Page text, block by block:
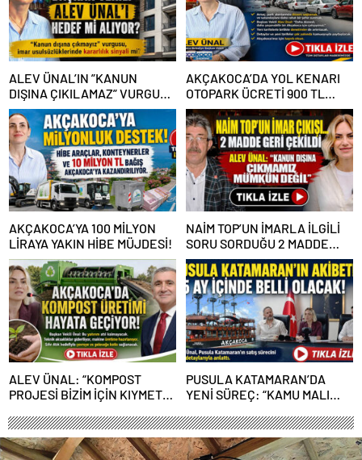
ALEV ÜNAL’IN ”KANUN
DIŞINA ÇIKILAMAZ” VURGUSU
KİMLERİN CANINI SIKTI?
AKÇAKOCA’DA YOL KENARI
OTOPARK ÜCRETİ 900 TL
OLDU
AKÇAKOCA’YA 100 MİLYON
LİRAYA YAKIN HİBE MÜJDESİ!
NAİM TOP’UN İMARLA İLGİLİ
SORU SORDUĞU 2 MADDE
GERİ ÇEKİLDİ
ALEV ÜNAL: “KOMPOST
PROJESİ BİZİM İÇİN KIYMETLİ,
PUSULA KATAMARAN’DA
YENİ SÜREÇ: “KAMU MALI